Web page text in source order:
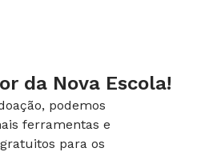
da Nova Escola!
podemos
ferramentas e
para os